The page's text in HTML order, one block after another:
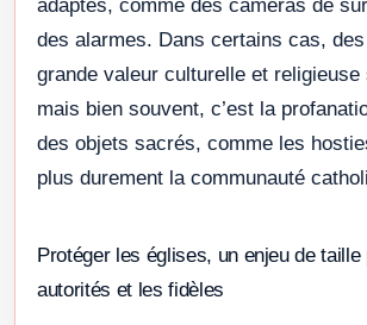
adaptés, comme des caméras de
des alarmes. Dans certains cas,
grande valeur culturelle et religieuse
mais bien souvent, c’est la
des objets sacrés, comme les
plus durement la communauté
Protéger les églises, un enjeu de taille
autorités et les fidèles